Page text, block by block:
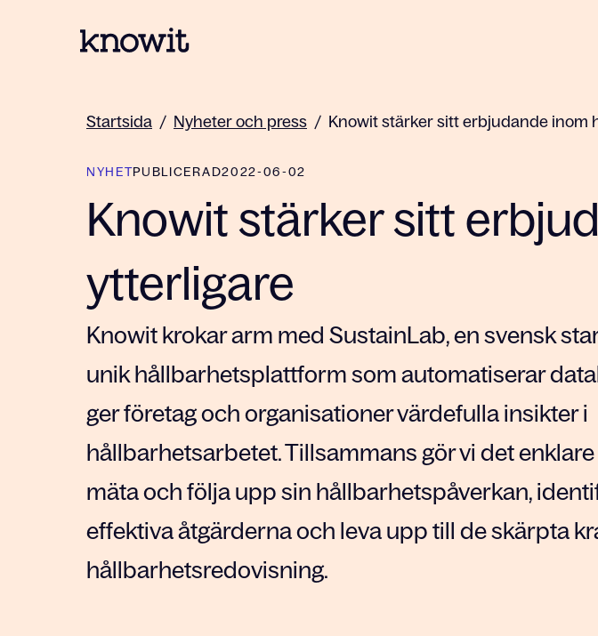
Till startsidan på Knowit
Startsida / Nyheter och press / Knowit stärker sitt erbjudande inom
NYHETPUBLICERAD2022-06-02
Knowit stärker sitt
ytterligare
Knowit krokar arm med SustainLab, en svensk
unik hållbarhetsplattform som automatiserar
ger företag och organisationer värdefulla insikter i
hållbarhetsarbetet. Tillsammans gör vi det
mäta och följa upp sin hållbarhetspåverkan,
effektiva åtgärderna och leva upp till de skärpta
hållbarhetsredovisning.